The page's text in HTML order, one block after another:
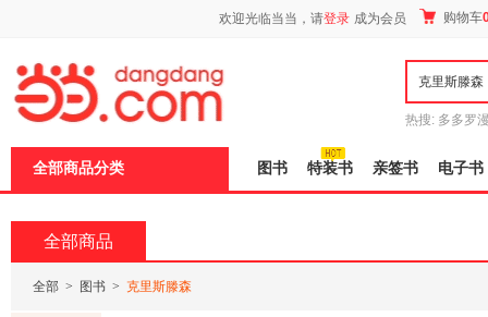
欢迎光临当当，请登录 成为会员 购物车
热搜: 多多罗
全部商品分类 图书 特装书 亲签书 电子书
全部商品
全部 > 图书 > 克里斯滕森
页
加